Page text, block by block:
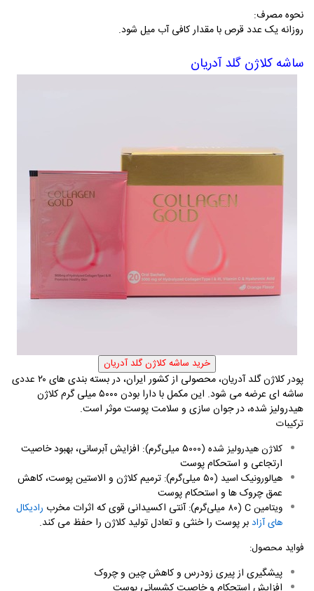
نحوه مصرف:
روزانه یک عدد قرص با مقدار کافی آب میل شود.
ساشه کلاژن گلد آدریان
پودر کلاژن گلد آدریان، محصولی از کشور ایران، در بسته‌ بندی ‌های ۲۰ عددی
ساشه ‌ای عرضه می‌ شود. این مکمل با دارا بودن ۵۰۰۰ میلی ‌گرم کلاژن
هیدرولیز شده، در جوان‌ سازی و سلامت پوست موثر است.
ترکیبات
کلاژن هیدرولیز شده (۵۰۰۰ میلی‌گرم)
: افزایش آبرسانی، بهبود خاصیت
ارتجاعی و استحکام پوست
هیالورونیک اسید (۵۰ میلی‌گرم):
ترمیم کلاژن و الاستین پوست، کاهش
عمق چروک ‌ها و استحکام پوست
ویتامینC (۸۰ میلی‌گرم): آنتی‌ اکسیدانی قوی که اثرات مخرب رادیکال‌
های آزادبر پوست را خنثی و تعادل تولید کلاژن را حفظ می‌ کند.
فواید محصول:
پیشگیری از پیری زودرس و کاهش چین و چروک